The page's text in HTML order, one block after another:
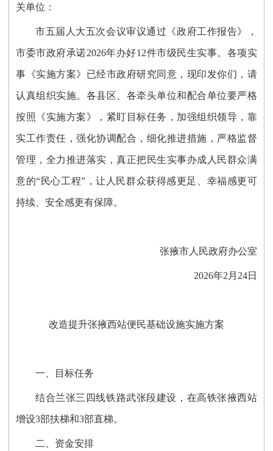
关单位：
市五届人大五次会议审议通过《政府工作报告》 ，
市委市政府承诺2026年办好12件市级民生实事。各项实
事《实施方案》已经市政府研究同意， 现印发你们，请
认真组织实施。 各县区、各牵头单位和配合单位要严格
按照《实施方案》，紧盯目标任务，加强组织领导 ， 靠
实工作责任 ，强化协调配合 ， 细化推进措施 ， 严格监督
管理，全力推进落实，真正把民生实事办成人民群众满
意的“民心工程”，让人民群众获得感更足、幸福感更可
持续、安全感更有保障。
张掖市人民政府办公室
2026年2月 24日
改造提升张掖西站便民基础设施实施方案
一、目标任务
结合兰张三四线铁路武张段建设，在高铁张掖西站
增设3部扶梯和3部直梯。
二、资金安排